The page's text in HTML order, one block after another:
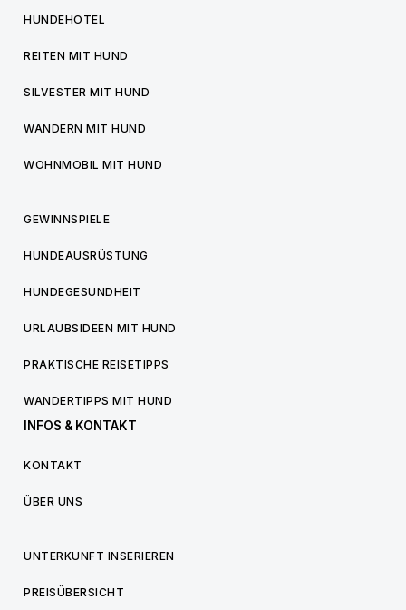
HUNDEHOTEL
REITEN MIT HUND
SILVESTER MIT HUND
WANDERN MIT HUND
WOHNMOBIL MIT HUND
GEWINNSPIELE
HUNDEAUSRÜSTUNG
HUNDEGESUNDHEIT
URLAUBSIDEEN MIT HUND
PRAKTISCHE REISETIPPS
WANDERTIPPS MIT HUND
INFOS & KONTAKT
KONTAKT
ÜBER UNS
UNTERKUNFT INSERIEREN
PREISÜBERSICHT